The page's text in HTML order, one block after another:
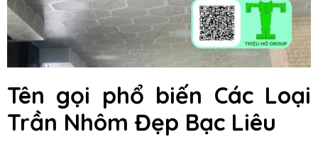
Tên gọi phổ biến Các Loại
Trần Nhôm Đẹp Bạc Liêu